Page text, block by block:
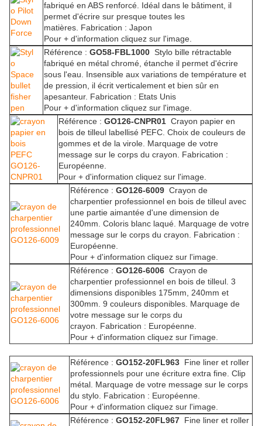
fabriqué en ABS renforcé. Idéal dans le bâtiment, il
permet d'écrire sur presque toutes les
matières. Fabrication : Japon
Pour + d'information cliquez sur l'image.
Référence : GO58-FBL1000 Stylo bille rétractable
fabriqué en métal chromé, étanche il permet d'écrire
sous l'eau. Insensible aux variations de température et
de pression, il écrit verticalement et bien sûr en
apesanteur. Fabrication : Etats Unis
Pour + d'information cliquez sur l'image.
Référence : GO126-CNPR01 Crayon papier en
bois de tilleul labellisé PEFC. Choix de couleurs de
gommes et de la virole. Marquage de votre
message sur le corps du crayon. Fabrication :
Européenne.
Pour + d'information cliquez sur l'image.
Référence : GO126-6009 Crayon de
charpentier professionnel en bois de tilleul avec
une partie aimantée d'une dimension de
240mm. Coloris blanc laqué. Marquage de votre
message sur le corps du crayon. Fabrication :
Européenne.
Pour + d'information cliquez sur l'image.
Référence : GO126-6006 Crayon de
charpentier professionnel en bois de tilleul. 3
dimensions disponibles 175mm, 240mm et
300mm. 9 couleurs disponibles. Marquage de
votre message sur le corps du
crayon. Fabrication : Européenne.
Pour + d'information cliquez sur l'image.
Référence : GO152-20FL963 Fine liner et roller
professionnels pour une écriture extra fine. Clip
métal. Marquage de votre message sur le corps
du stylo. Fabrication : Européenne.
Pour + d'information cliquez sur l'image.
Référence : GO152-20FL967 Fine liner et roller